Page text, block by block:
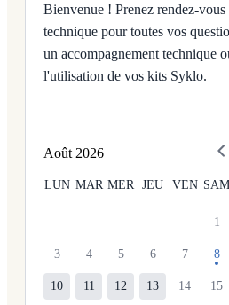
Bienvenue ! Prenez rendez-
technique pour toutes vos
un accompagnement technique
l'utilisation de vos kits Syklo.
Août 2026
LUN MAR MER JEU VEN SAM
1
3 4 5 6 7 8
10 11 12 13 14 15